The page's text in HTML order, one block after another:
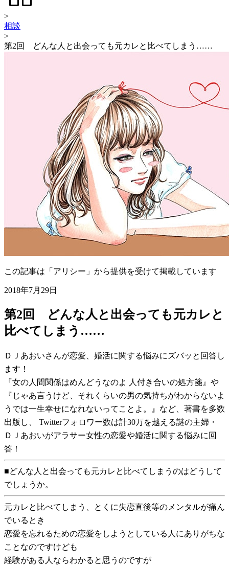
>
相談
>
第2回 どんな人と出会っても元カレと比べてしまう……
この記事は「アリシー」から提供を受けて掲載しています
2018年7月29日
第2回 どんな人と出会っても元カレと
比べてしまう……
ＤＪあおいさんが恋愛、婚活に関する悩みにズバッと回答し
ます！
『女の人間関係はめんどうなのよ 人付き合いの処方箋』や
『じゃあ言うけど、それくらいの男の気持ちがわからないよ
うでは一生幸せになれないってことよ。』など、著書を多数
出版し、 Twitterフォロワー数は計30万を越える謎の主婦・
ＤＪあおいがアラサー女性の恋愛や婚活に関する悩みに回
答！
■どんな人と出会っても元カレと比べてしまうのはどうして
でしょうか。
元カレと比べてしまう、とくに失恋直後等のメンタルが痛ん
でいるとき
恋愛を忘れるための恋愛をしようとしている人にありがちな
ことなのですけども
経験がある人ならわかると思うのですが